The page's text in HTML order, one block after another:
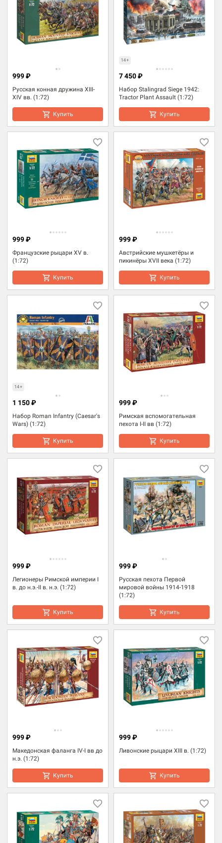
Русская конная дружина XIII-
XIV вв. (1:72)
999 ₽
Купить
14+
Набор Stalingrad Siege 1942:
Tractor Plant Assault (1:72)
7 450 ₽
Купить
Французские рыцари XV в.
(1:72)
999 ₽
Купить
Австрийские мушкетёры и
пикинёры XVII века (1:72)
999 ₽
Купить
14+
Набор Roman Infantry (Caesar's
Wars) (1:72)
1 150 ₽
Купить
Римская вспомогательная
пехота I-II вв (1:72)
999 ₽
Купить
Легионеры Римской империи I
в. до н.э.-II в. н.э. (1:72)
999 ₽
Купить
Русская пехота Первой
мировой войны 1914-1918
(1:72)
999 ₽
Купить
Македонская фаланга IV-I вв до
н.э. (1:72)
999 ₽
Купить
Ливонские рыцари XIII в. (1:72)
999 ₽
Купить